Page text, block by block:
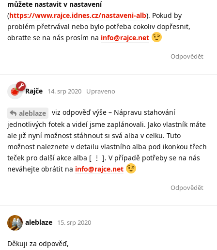
můžete nastavit v nastavení
(https://www.rajce.idnes.cz/nastaveni-alb). Pokud by
problém přetrvával nebo bylo potřeba cokoliv dopřesnit,
obraťte se na nás prosím na info@rajce.net
Odpovědět
Rajče 14. srp 2020 Upraveno
aleblaze
viz odpověď výše – Nápravu stahování
jednotlivých fotek a videí jsme zaplánovali. Jako vlastník máte
ale již nyní možnost stáhnout si svá alba v celku. Tuto
možnost naleznete v detailu vlastního alba pod ikonkou třech
teček pro další akce alba [ ⋮ ]. V případě potřeby se na nás
neváhejte obrátit na info@rajce.net
Odpovědět
aleblaze 15. srp 2020
Děkuji za odpověď,